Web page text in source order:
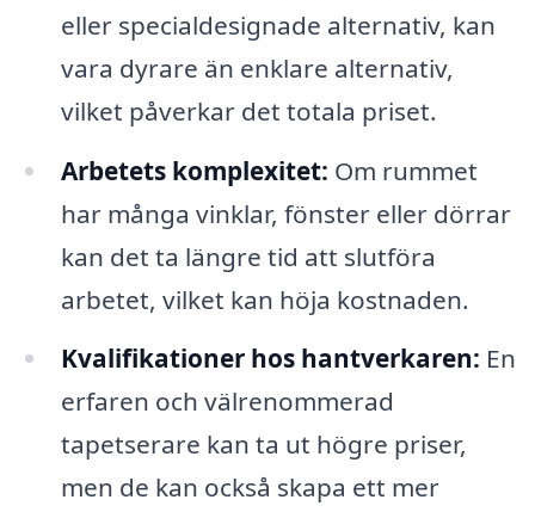
eller specialdesignade alternativ, kan
vara dyrare än enklare alternativ,
vilket påverkar det totala priset.
Arbetets komplexitet: Om rummet
har många vinklar, fönster eller dörrar
kan det ta längre tid att slutföra
arbetet, vilket kan höja kostnaden.
Kvalifikationer hos hantverkaren: En
erfaren och välrenommerad
tapetserare kan ta ut högre priser,
men de kan också skapa ett mer